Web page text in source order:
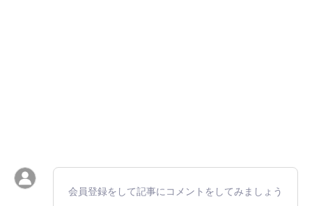
会員登録をして記事にコメントをしてみましょう